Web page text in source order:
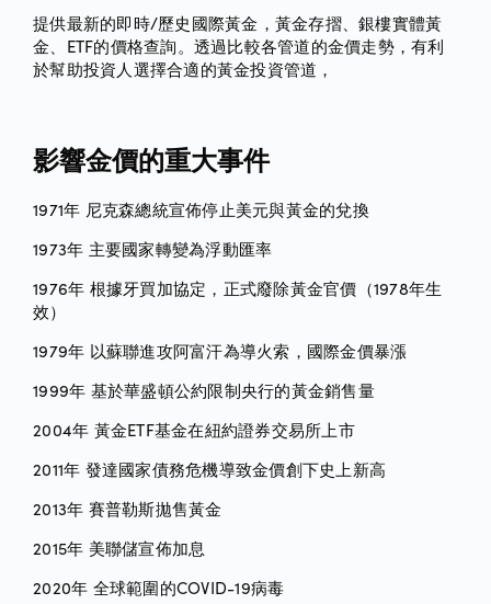
提供最新的即時/歷史國際黃金，黃金存摺、銀樓實體黃
金、ETF的價格查詢。透過比較各管道的金價走勢，有利
於幫助投資人選擇合適的黃金投資管道，
影響金價的重大事件
1971年 尼克森總統宣佈停止美元與黃金的兌換
1973年 主要國家轉變為浮動匯率
1976年 根據牙買加協定，正式廢除黃金官價（1978年生
效）
1979年 以蘇聯進攻阿富汗為導火索，國際金價暴漲
1999年 基於華盛頓公約限制央行的黃金銷售量
2004年 黃金ETF基金在紐約證券交易所上市
2011年 發達國家債務危機導致金價創下史上新高
2013年 賽普勒斯拋售黃金
2015年 美聯儲宣佈加息
2020年 全球範圍的COVID-19病毒